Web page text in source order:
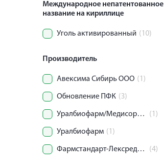
Международное непатентованное
название на кириллице
Уголь активированный (10)
Производитель
Авексима Сибирь ООО (1)
Обновление ПФК (3)
Уралбиофарм/Медисорб АО (1)
Уралбиофарм (1)
Фармстандарт-Лексредства ОАО (4)